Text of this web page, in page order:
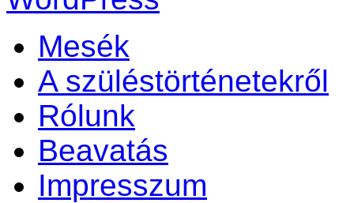
Mesék
A szüléstörténetekről
Rólunk
Beavatás
Impresszum